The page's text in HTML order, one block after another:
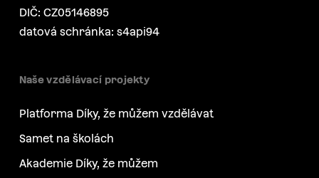
DIČ: CZ05146895
datová schránka: s4api94
Naše vzdělávací projekty
Platforma Díky, že můžem vzdělávat
Samet na školách
Akademie Díky, že můžem